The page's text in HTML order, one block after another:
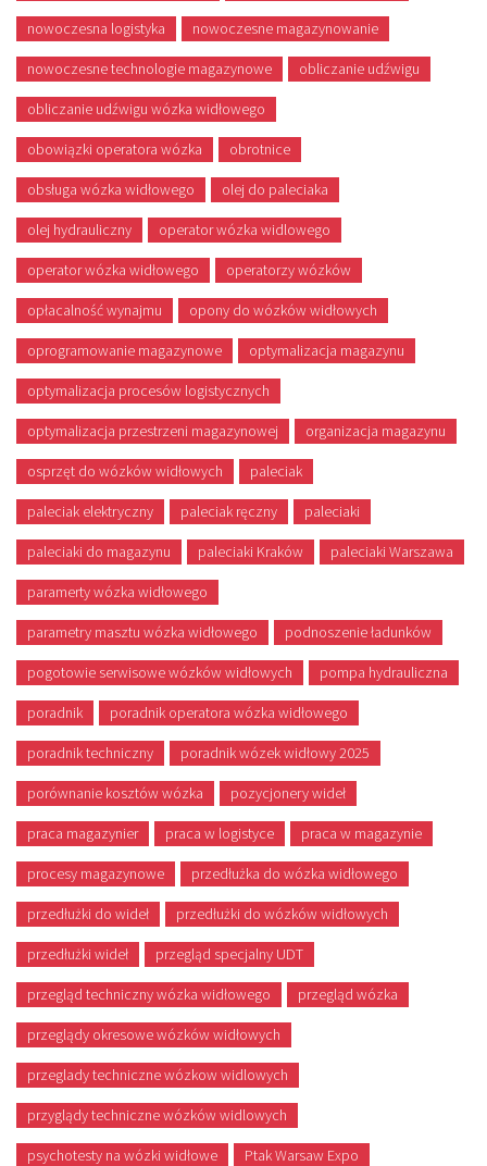
nowoczesna logistyka nowoczesne magazynowanie
nowoczesne technologie magazynowe obliczanie udźwigu
obliczanie udźwigu wózka widłowego
obowiązki operatora wózka obrotnice
obsługa wózka widłowego olej do paleciaka
olej hydrauliczny operator wózka widlowego
operator wózka widłowego operatorzy wózków
opłacalność wynajmu opony do wózków widłowych
oprogramowanie magazynowe optymalizacja magazynu
optymalizacja procesów logistycznych
optymalizacja przestrzeni magazynowej organizacja magazynu
osprzęt do wózków widłowych paleciak
paleciak elektryczny paleciak ręczny paleciaki
paleciaki do magazynu paleciaki Kraków paleciaki Warszawa
paramerty wózka widłowego
parametry masztu wózka widłowego podnoszenie ładunków
pogotowie serwisowe wózków widłowych pompa hydrauliczna
poradnik poradnik operatora wózka widłowego
poradnik techniczny poradnik wózek widłowy 2025
porównanie kosztów wózka pozycjonery wideł
praca magazynier praca w logistyce praca w magazynie
procesy magazynowe przedłużka do wózka widłowego
przedłużki do wideł przedłużki do wózków widłowych
przedłużki wideł przegląd specjalny UDT
przegląd techniczny wózka widłowego przegląd wózka
przeglądy okresowe wózków widłowych
przeglady techniczne wózkow widlowych
przyglądy techniczne wózków widlowych
psychotesty na wózki widłowe Ptak Warsaw Expo